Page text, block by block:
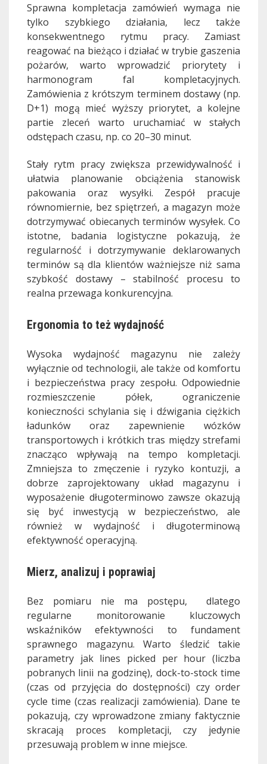
Sprawna kompletacja zamówień wymaga nie
tylko szybkiego działania, lecz także
konsekwentnego rytmu pracy. Zamiast
reagować na bieżąco i działać w trybie gaszenia
pożarów, warto wprowadzić priorytety i
harmonogram fal kompletacyjnych.
Zamówienia z krótszym terminem dostawy (np.
D+1) mogą mieć wyższy priorytet, a kolejne
partie zleceń warto uruchamiać w stałych
odstępach czasu, np. co 20–30 minut.
Stały rytm pracy zwiększa przewidywalność i
ułatwia planowanie obciążenia stanowisk
pakowania oraz wysyłki. Zespół pracuje
równomiernie, bez spiętrzeń, a magazyn może
dotrzymywać obiecanych terminów wysyłek. Co
istotne, badania logistyczne pokazują, że
regularność i dotrzymywanie deklarowanych
terminów są dla klientów ważniejsze niż sama
szybkość dostawy – stabilność procesu to
realna przewaga konkurencyjna.
Ergonomia to też wydajność
Wysoka wydajność magazynu nie zależy
wyłącznie od technologii, ale także od komfortu
i bezpieczeństwa pracy zespołu. Odpowiednie
rozmieszczenie półek, ograniczenie
konieczności schylania się i dźwigania ciężkich
ładunków oraz zapewnienie wózków
transportowych i krótkich tras między strefami
znacząco wpływają na tempo kompletacji.
Zmniejsza to zmęczenie i ryzyko kontuzji, a
dobrze zaprojektowany układ magazynu i
wyposażenie długoterminowo zawsze okazują
się być inwestycją w bezpieczeństwo, ale
również w wydajność i długoterminową
efektywność operacyjną.
Mierz, analizuj i poprawiaj
Bez pomiaru nie ma postępu, dlatego
regularne monitorowanie kluczowych
wskaźników efektywności to fundament
sprawnego magazynu. Warto śledzić takie
parametry jak lines picked per hour (liczba
pobranych linii na godzinę), dock-to-stock time
(czas od przyjęcia do dostępności) czy order
cycle time (czas realizacji zamówienia). Dane te
pokazują, czy wprowadzone zmiany faktycznie
skracają proces kompletacji, czy jedynie
przesuwają problem w inne miejsce.